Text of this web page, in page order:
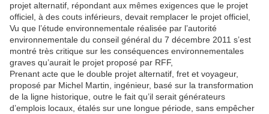
projet alternatif, répondant aux mêmes exigences que le projet
officiel, à des couts inférieurs, devait remplacer le projet officiel,
Vu que l’étude environnementale réalisée par l’autorité
environnementale du conseil général du 7 décembre 2011 s’est
montré très critique sur les conséquences environnementales
graves qu’aurait le projet proposé par RFF,
Prenant acte que le double projet alternatif, fret et voyageur,
proposé par Michel Martin, ingénieur, basé sur la transformation
de la ligne historique, outre le fait qu’il serait générateurs
d’emplois locaux, étalés sur une longue période, sans empêcher